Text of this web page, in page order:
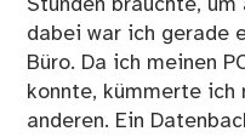
Stunden brauchte,
dabei war ich gerade
Büro. Da ich meinen
konnte, kümmerte
anderen. Ein